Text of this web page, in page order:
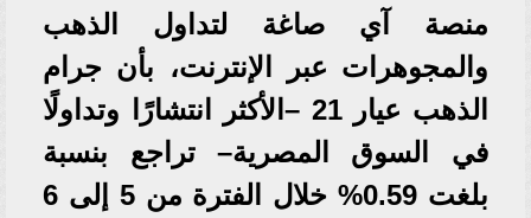
منصة آي صاغة لتداول الذهب
والمجوهرات عبر الإنترنت، بأن جرام
الذهب عيار 21 –الأكثر انتشارًا وتداولًا
في السوق المصرية– تراجع بنسبة
بلغت 0.59% خلال الفترة من 5 إلى 6